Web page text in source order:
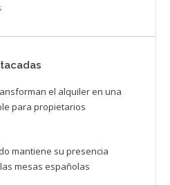
el alquiler en una
para propietarios
mantiene su presencia
mesas españolas